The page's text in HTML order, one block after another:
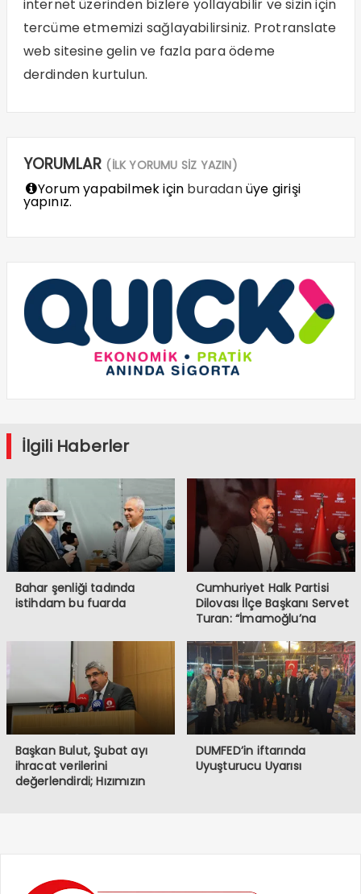
internet üzerinden bizlere yollayabilir ve sizin için
tercüme etmemizi sağlayabilirsiniz. Protranslate
web sitesine gelin ve fazla para ödeme
derdinden kurtulun.
YORUMLAR (İLK YORUMU SİZ YAZIN)
Yorum yapabilmek için buradanüye girişi
yapınız.
İlgili Haberler
Bahar şenliği tadında
istihdam bu fuarda
Cumhuriyet Halk Partisi
Dilovası İlçe Başkanı Servet
Turan: “İmamoğlu’na
Halkın İradesine
Müdahaledir”
Başkan Bulut, Şubat ayı
ihracat verilerini
değerlendirdi; Hızımızın
DUMFED’in iftarında
Uyuşturucu Uyarısı